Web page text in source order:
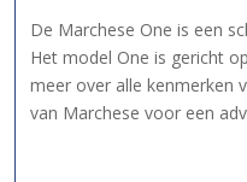
De Marchese One is een
Het model One is gericht
meer over alle kenmerken
van Marchese voor een